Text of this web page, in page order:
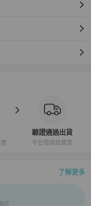
驗證通過出貨
平台發貨給買家
了解更多
流程介紹
述